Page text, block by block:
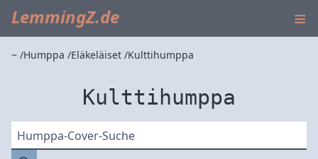
LemmingZ.de ≡
~ Humppa Eläkeläiset Kulttihumppa
Kulttihumppa
Humppa-Cover-Suche